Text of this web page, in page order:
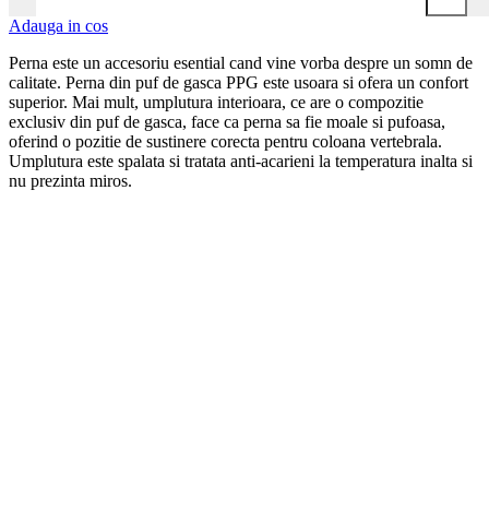
Adauga in cos
Perna este un accesoriu esential cand vine vorba despre un somn de
calitate. Perna din puf de gasca PPG este usoara si ofera un confort
superior. Mai mult, umplutura interioara, ce are o compozitie
exclusiv din puf de gasca, face ca perna sa fie moale si pufoasa,
oferind o pozitie de sustinere corecta pentru coloana vertebrala.
Umplutura este spalata si tratata anti-acarieni la temperatura inalta si
nu prezinta miros.